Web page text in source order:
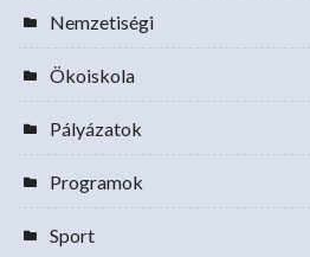
Nemzetiségi
Ökoiskola
Pályázatok
Programok
Sport